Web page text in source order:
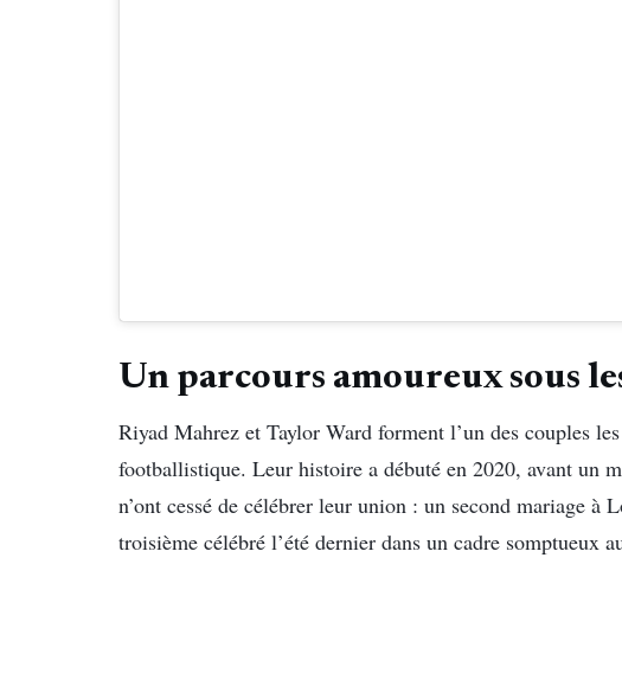
Un parcours amoureux sous
Riyad Mahrez et Taylor Ward forment l’un des couples
footballistique. Leur histoire a débuté en 2020, avant un
n’ont cessé de célébrer leur union : un second mariage à
troisième célébré l’été dernier dans un cadre somptueux